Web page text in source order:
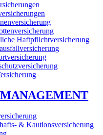
Haftpflichtversicherung
& Kautionsversicherung